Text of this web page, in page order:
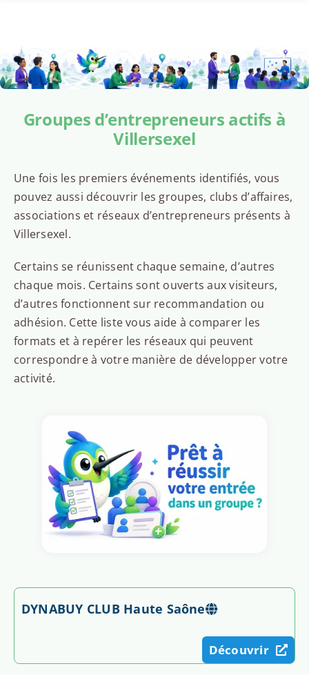
Groupes d’entrepreneurs actifs à
Villersexel
Une fois les premiers événements identifiés, vous
pouvez aussi découvrir les groupes, clubs d’affaires,
associations et réseaux d’entrepreneurs présents à
Villersexel.
Certains se réunissent chaque semaine, d’autres
chaque mois. Certains sont ouverts aux visiteurs,
d’autres fonctionnent sur recommandation ou
adhésion. Cette liste vous aide à comparer les
formats et à repérer les réseaux qui peuvent
correspondre à votre manière de développer votre
activité.
DYNABUY CLUB Haute Saône
Découvrir